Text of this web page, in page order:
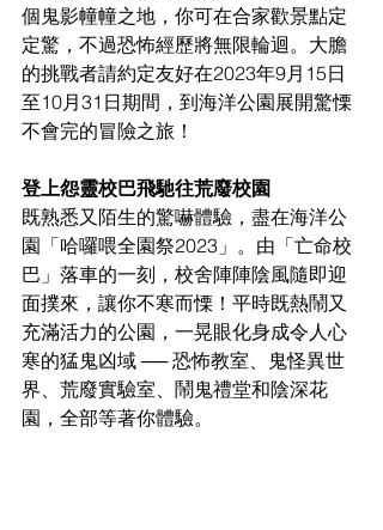
個鬼影幢幢之地，你可在合家歡景點定
定驚，不過恐怖經歷將無限輪迴。大膽
的挑戰者請約定友好在2023年9月15日
至10月31日期間，到海洋公園展開驚慄
不會完的冒險之旅！
登上怨靈校巴飛馳往荒廢校園
既熟悉又陌生的驚嚇體驗，盡在海洋公
園「哈囉喂全園祭2023」。由「亡命校
巴」落車的一刻，校舍陣陣陰風隨即迎
面撲來，讓你不寒而慄！平時既熱鬧又
充滿活力的公園，一晃眼化身成令人心
寒的猛鬼凶域 ── 恐怖教室、鬼怪異世
界、荒廢實驗室、鬧鬼禮堂和陰深花
園，全部等著你體驗。